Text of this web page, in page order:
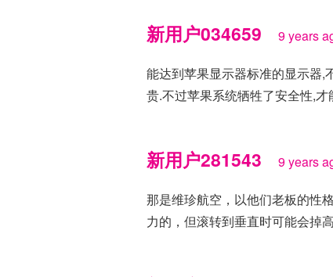
新用户034659 9 years
能达到苹果显示器标准的显示器,
贵.不过苹果系统牺牲了安全性,才
新用户281543 9 years
那是维珍航空，以他们老板的性
力的，但滚转到垂直时可能会掉